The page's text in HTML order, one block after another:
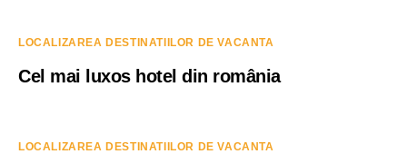
LOCALIZAREA DESTINATIILOR DE VACANTA
Cel mai luxos hotel din românia
LOCALIZAREA DESTINATIILOR DE VACANTA